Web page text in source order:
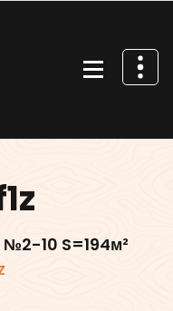
№2-10 S=194м²